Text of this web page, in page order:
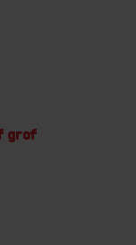
grof